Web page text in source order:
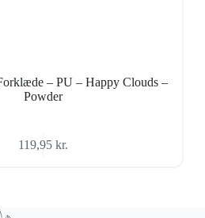
– PU – Happy Clouds –
Powder
119,95kr.